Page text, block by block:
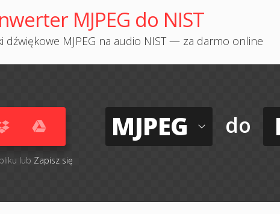
MJPEG do NIST
dźwiękowe MJPEG na audio NIST — za darmo online
lub Zapisz się
MJPEG do